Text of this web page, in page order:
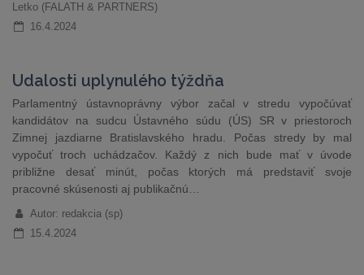
Letko (FALATH & PARTNERS)
16.4.2024
Udalosti uplynulého týždňa
Parlamentný ústavnoprávny výbor začal v stredu vypočúvať
kandidátov na sudcu Ústavného súdu (ÚS) SR v priestoroch
Zimnej jazdiarne Bratislavského hradu. Počas stredy by mal
vypočuť troch uchádzačov. Každý z nich bude mať v úvode
približne desať minút, počas ktorých má predstaviť svoje
pracovné skúsenosti aj publikačnú…
Autor: redakcia (sp)
15.4.2024